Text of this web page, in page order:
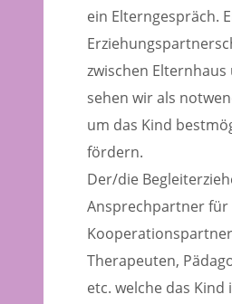
ein Elterngespräch.
zwischen Elternhaus
sehen wir als
um das Kind
fördern.
Der/die
Ansprechpartner für
Kooperationspartner
Therapeuten,
etc. welche das Kind